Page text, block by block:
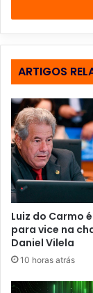
r
a
n
d
e
r
e
ç
o
d
e
e
a
ARTIGOS
Luiz do Carmo
para vice na
Daniel Vilela
10 horas atrás